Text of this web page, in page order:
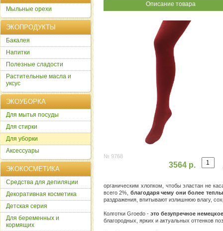
Описание товара
№ 9768
3564 р.
органическим хлопком, чтобы эластан не
всего 2%, благодаря чему они более
раздражения, впитывают излишнюю влагу,
Колготки Groedo - это безупречное
благородных, ярких и актуальных оттенков
Мыльные орехи
ЭКОПРОДУКТЫ
Бакалея
Напитки
Полезные сладости
Растительные масла и
уксус
ЭКОУБОРКА
Для мытья посуды
Для стирки
Для уборки
Аксессуары
ЭКОКОСМЕТИКА
Cредства для депиляции
Декоративная косметика
Детская серия
Для беременных и
кормящих